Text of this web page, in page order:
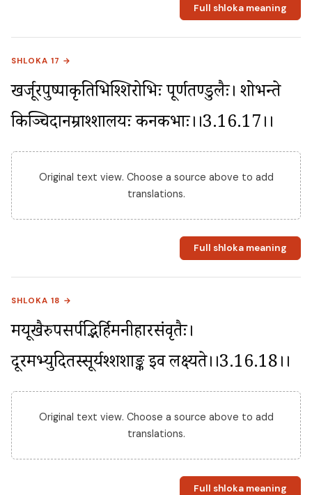
Full shloka meaning
SHLOKA 17 →
खर्जूरपुष्पाकृतिभिश्शिरोभिः पूर्णतण्डुलैः। शोभन्ते
किञ्चिदानम्राश्शालयः कनकप्रभाः।।3.16.17।।
Original text view. Choose a source above to add
translations.
Full shloka meaning
SHLOKA 18 →
मयूखैरुपसर्पद्भिर्हिमनीहारसंवृतैः।
दूरमभ्युदितस्सूर्यश्शशाङ्क इव लक्ष्यते।।3.16.18।।
Original text view. Choose a source above to add
translations.
Full shloka meaning